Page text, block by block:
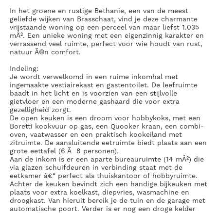
In het groene en rustige Bethanie, een van de meest
geliefde wijken van Brasschaat, vind je deze charmante
vrijstaande woning op een perceel van maar liefst 1.035
mÂ². Een unieke woning met een eigenzinnig karakter en
verrassend veel ruimte, perfect voor wie houdt van rust,
natuur Ã©n comfort.
Indeling:
Je wordt verwelkomd in een ruime inkomhal met
ingemaakte vestiairekast en gastentoilet. De leefruimte
baadt in het licht en is voorzien van een stijlvolle
gietvloer en een moderne gashaard die voor extra
gezelligheid zorgt.
De open keuken is een droom voor hobbykoks, met een
Boretti kookvuur op gas, een Quooker kraan, een combi-
oven, vaatwasser en een praktisch kookeiland met
zitruimte. De aansluitende eetruimte biedt plaats aan een
grote eettafel (6 Ã 8 personen).
Aan de inkom is er een aparte bureauruimte (14 mÂ²) die
via glazen schuifdeuren in verbinding staat met de
eetkamer â€“ perfect als thuiskantoor of hobbyruimte.
Achter de keuken bevindt zich een handige bijkeuken met
plaats voor extra koelkast, diepvries, wasmachine en
droogkast. Van hieruit bereik je de tuin en de garage met
automatische poort. Verder is er nog een droge kelder